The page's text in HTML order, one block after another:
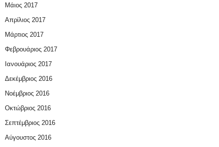
Μάιος 2017
Απρίλιος 2017
Μάρτιος 2017
Φεβρουάριος 2017
Ιανουάριος 2017
Δεκέμβριος 2016
Νοέμβριος 2016
Οκτώβριος 2016
Σεπτέμβριος 2016
Αύγουστος 2016